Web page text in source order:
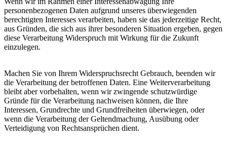
personenbezogenen Daten aufgrund unseres überwiegenden
berechtigten Interesses verarbeiten, haben sie das jederzeitige Recht,
aus Gründen, die sich aus ihrer besonderen Situation ergeben, gegen
diese Verarbeitung Widerspruch mit Wirkung für die Zukunft
einzulegen.
Machen Sie von Ihrem Widerspruchsrecht Gebrauch, beenden wir
die Verarbeitung der betroffenen Daten. Eine Weiterverarbeitung
bleibt aber vorbehalten, wenn wir zwingende schutzwürdige
Gründe für die Verarbeitung nachweisen können, die Ihre
Interessen, Grundrechte und Grundfreiheiten überwiegen, oder
wenn die Verarbeitung der Geltendmachung, Ausübung oder
Verteidigung von Rechtsansprüchen dient.